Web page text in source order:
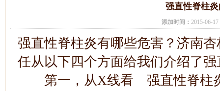
强直性脊柱
添加时间： 2015-06-
强直性脊柱炎有哪些危害？济南
任从以下四个方面给我们介绍了
第一，从X线看 强直性脊柱炎